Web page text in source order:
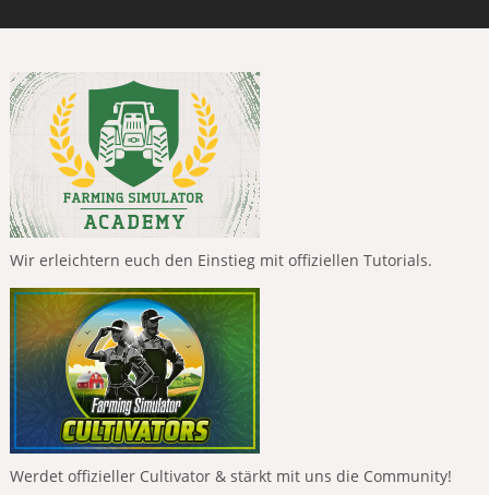
Wir erleichtern euch den Einstieg mit offiziellen Tutorials.
Werdet offizieller Cultivator & stärkt mit uns die Community!